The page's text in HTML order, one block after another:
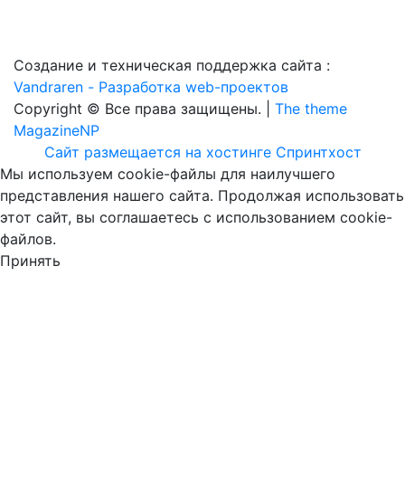
Создание и техническая поддержка сайта :
Vandraren - Разработка web-проектов
Copyright © Все права защищены. | The theme
MagazineNP
Сайт размещается на хостинге Спринтхост
Мы используем cookie-файлы для наилучшего
представления нашего сайта. Продолжая использовать
этот сайт, вы соглашаетесь с использованием cookie-
файлов.
Принять